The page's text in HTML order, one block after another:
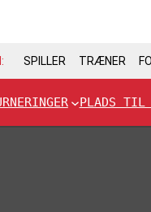
SPILLER TRÆNER
PLADS TIL